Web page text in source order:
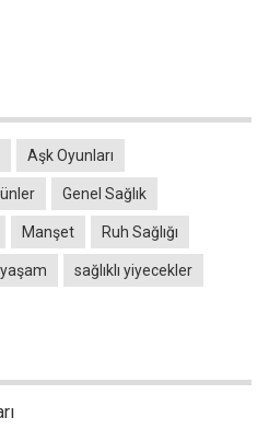
Aşk Oyunları
Genel Sağlık
Manşet Ruh Sağlığı
yaşam sağlıklı yiyecekler